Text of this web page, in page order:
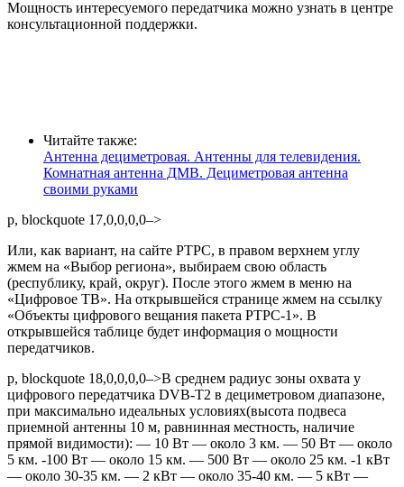
Мощность интересуемого передатчика можно узнать в центре
консультационной поддержки.
Читайте также:
Антенна дециметровая. Антенны для телевидения.
Комнатная антенна ДМВ. Дециметровая антенна
своими руками
p, blockquote 17,0,0,0,0–>
Или, как вариант, на сайте РТРС, в правом верхнем углу
жмем на «Выбор региона», выбираем свою область
(республику, край, округ). После этого жмем в меню на
«Цифровое ТВ». На открывшейся странице жмем на ссылку
«Объекты цифрового вещания пакета РТРС-1». В
открывшейся таблице будет информация о мощности
передатчиков.
p, blockquote 18,0,0,0,0–>В среднем радиус зоны охвата у
цифрового передатчика DVB-T2 в дециметровом диапазоне,
при максимально идеальных условиях(высота подвеса
приемной антенны 10 м, равнинная местность, наличие
прямой видимости): — 10 Вт — около 3 км. — 50 Вт — около
5 км. -100 Вт — около 15 км. — 500 Вт — около 25 км. -1 кВт
— около 30-35 км. — 2 кВт — около 35-40 км. — 5 кВт —